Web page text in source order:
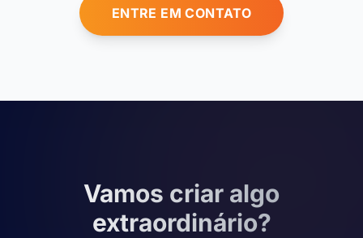
ENTRE EM CONTATO
Vamos criar algo
extraordinário?